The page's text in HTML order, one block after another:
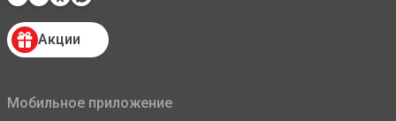
Акции
Мобильное приложение